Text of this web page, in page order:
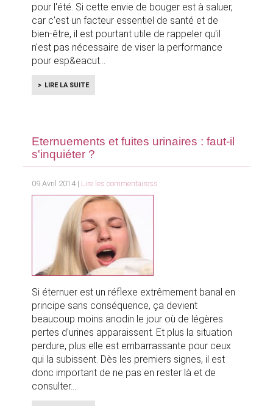
pour l'été. Si cette envie de bouger est à saluer,
car c'est un facteur essentiel de santé et de
bien-être, il est pourtant utile de rappeler qu'il
n'est pas nécessaire de viser la performance
pour esp&eacut
LIRE LA SUITE
Eternuements et fuites urinaires : faut-il
s'inquiéter ?
09 Avril 2014 | Lire les commentairess
Si éternuer est un réflexe extrêmement banal en
principe sans conséquence, ça devient
beaucoup moins anodin le jour où de légères
pertes d'urines apparaissent. Et plus la situation
perdure, plus elle est embarrassante pour ceux
qui la subissent. Dès les premiers signes, il est
donc important de ne pas en rester là et de
consulter